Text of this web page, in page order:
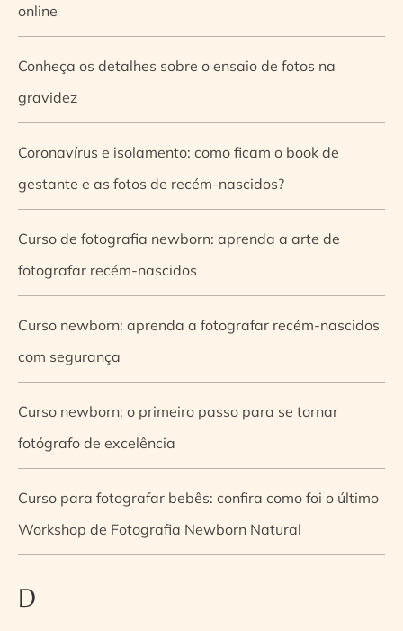
online
Conheça os detalhes sobre o ensaio de fotos na
gravidez
Coronavírus e isolamento: como ficam o book de
gestante e as fotos de recém-nascidos?
Curso de fotografia newborn: aprenda a arte de
fotografar recém-nascidos
Curso newborn: aprenda a fotografar recém-nascidos
com segurança
Curso newborn: o primeiro passo para se tornar
fotógrafo de excelência
Curso para fotografar bebês: confira como foi o último
Workshop de Fotografia Newborn Natural
D